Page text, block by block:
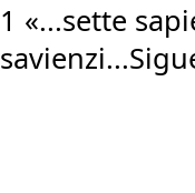
1 «...sette